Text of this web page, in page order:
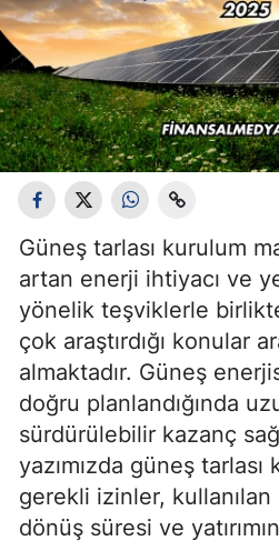
Güneş tarlası kurulum
artan enerji ihtiyacı ve
yönelik teşviklerle birlikte
çok araştırdığı konular
almaktadır. Güneş
doğru planlandığında
sürdürülebilir kazanç
yazımızda güneş
gerekli izinler,
dönüş süresi ve